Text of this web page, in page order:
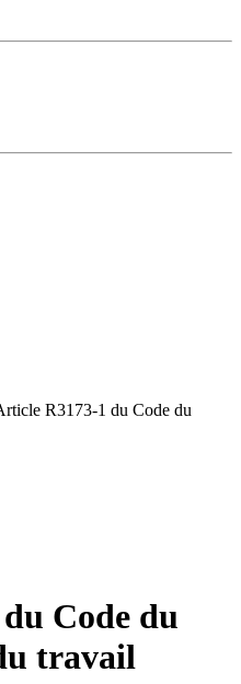
R3173-1 du Code du
Code du
travail